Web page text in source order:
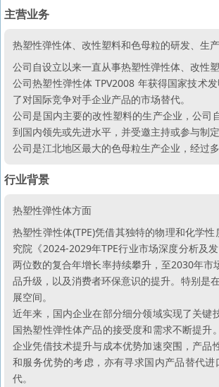
主营业务
热塑性弹性体、改性塑料和色母粒的研发、生
公司自设立以来一直从事热塑性弹性体、改性
公司热塑性弹性体 TPV2008 年获得国家技术
了对国际竞争对手企业产品的市场替代。
公司是国内主要的改性塑料的生产企业，公
到国内领先或先进水平，并受邀主持或参与制定
公司是江北地区最大的色母粒生产企业，经过
行业背景
热塑性弹性体方面
热塑性弹性体(TPE)凭借其独特的物理和化学
究院《2024-2029年TPE行业市场深度分析及
两位数的复合年增长率持续攀升，至2030年
品升级，以及消费者环保意识的提升。特别是
展空间。
近年来，国内企业在部分细分领域实现了关
国热塑性弹性体产品的接受度和需求不断提
企业凭借技术提升与成本优势加速突围，产
和服务优势的考虑，亦有寻求国内产品替代
代。